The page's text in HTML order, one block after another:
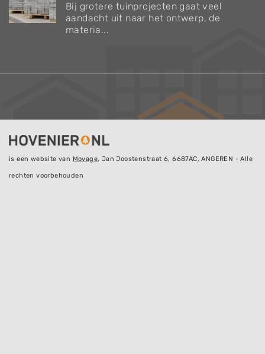
Bij grotere tuinprojecten gaat veel
aandacht uit naar het ontwerp, de
materia...
is een website van Movage, Jan Joostenstraat 6, 6687AC, ANGEREN - Alle
rechten voorbehouden